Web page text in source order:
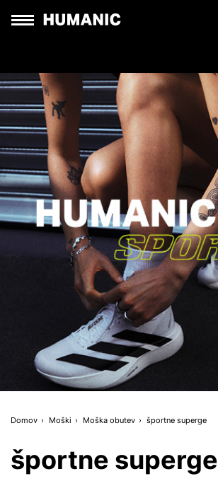
Domov Moški Moška obutev športne superge
športne superge